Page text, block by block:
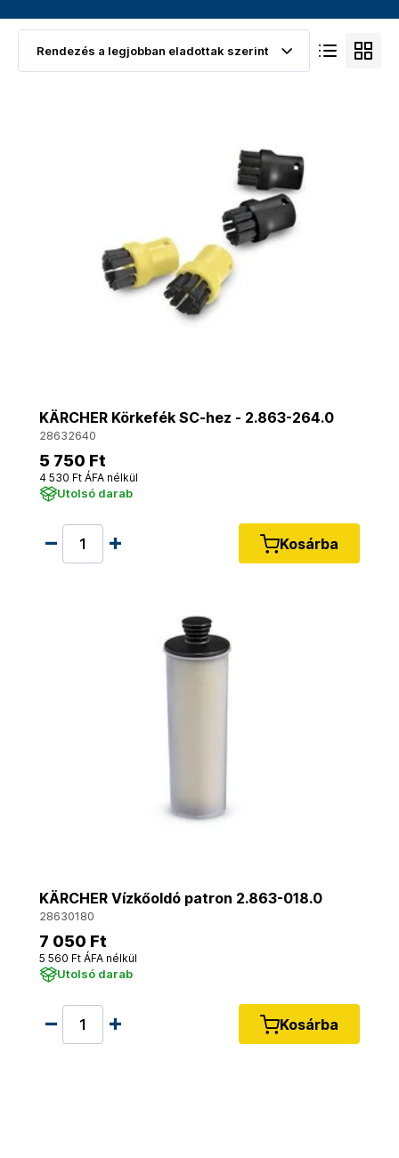
KÄRCHER Körkefék SC-hez - 2.863-264.0
28632640
5 750 Ft
4 530 Ft ÁFA nélkül
Utolsó darab
Kosárba
KÄRCHER Vízkőoldó patron 2.863-018.0
28630180
7 050 Ft
5 560 Ft ÁFA nélkül
Utolsó darab
Kosárba